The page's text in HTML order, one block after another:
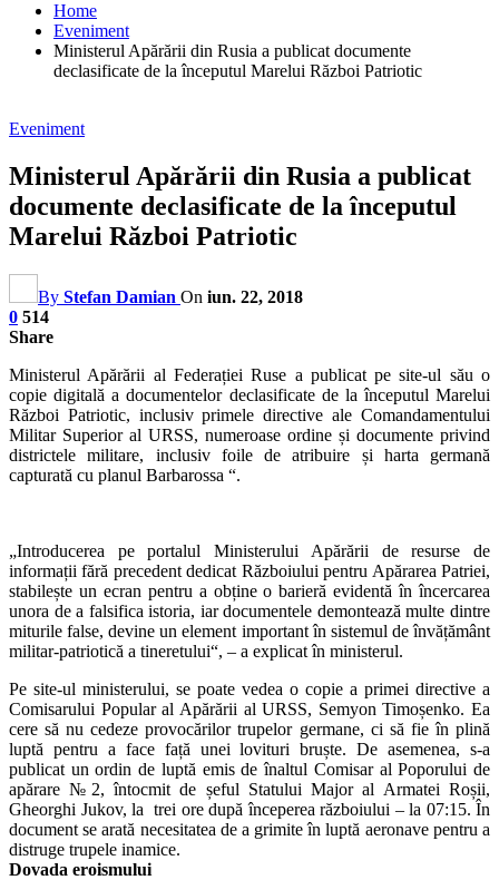
Home
Eveniment
Ministerul Apărării din Rusia a publicat documente
declasificate de la începutul Marelui Război Patriotic
Eveniment
Ministerul Apărării din Rusia a publicat
documente declasificate de la începutul
Marelui Război Patriotic
By Stefan Damian On iun. 22, 2018
0 514
Share
Ministerul Apărării al Federației Ruse a publicat pe site-ul său o
copie digitală a documentelor declasificate de la începutul Marelui
Război Patriotic, inclusiv primele directive ale Comandamentului
Militar Superior al URSS, numeroase ordine și documente privind
districtele militare, inclusiv foile de atribuire și harta germană
capturată cu planul Barbarossa “.
„Introducerea pe portalul Ministerului Apărării de resurse de
informații fără precedent dedicat Războiului pentru Apărarea Patriei,
stabilește un ecran pentru a obține o barieră evidentă în încercarea
unora de a falsifica istoria, iar documentele demontează multe dintre
miturile false, devine un element important în sistemul de învățământ
militar-patriotică a tineretului“, – a explicat în ministerul.
Pe site-ul ministerului, se poate vedea o copie a primei directive a
Comisarului Popular al Apărării al URSS, Semyon Timoșenko. Ea
cere să nu cedeze provocărilor trupelor germane, ci să fie în plină
luptă pentru a face față unei lovituri bruște. De asemenea, s-a
publicat un ordin de luptă emis de înaltul Comisar al Poporului de
apărare №2, întocmit de șeful Statului Major al Armatei Roșii,
Gheorghi Jukov, la trei ore după începerea războiului – la 07:15. În
document se arată necesitatea de a grimite în luptă aeronave pentru a
distruge trupele inamice.
Dovada eroismului